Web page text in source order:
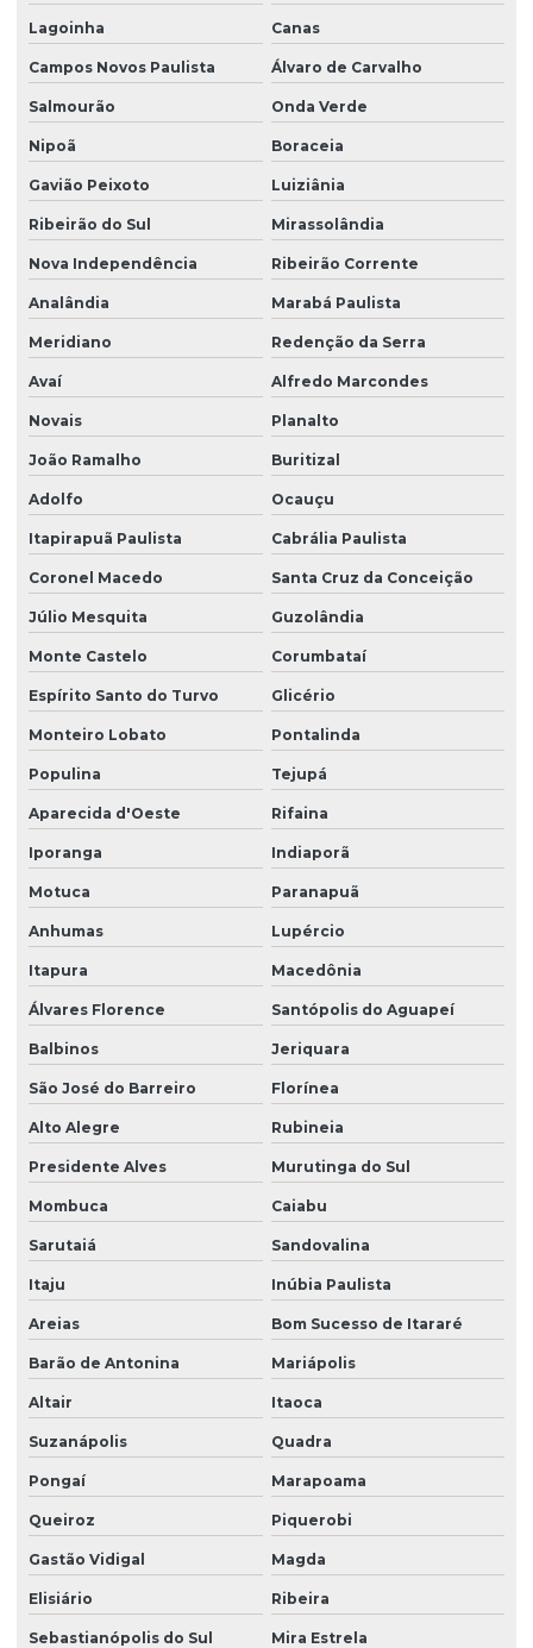
Lagoinha Canas
Campos Novos Paulista Álvaro de Carvalho
Salmourão Onda Verde
Nipoã Boraceia
Gavião Peixoto Luiziânia
Ribeirão do Sul Mirassolândia
Nova Independência Ribeirão Corrente
Analândia Marabá Paulista
Meridiano Redenção da Serra
Avaí Alfredo Marcondes
Novais Planalto
João Ramalho Buritizal
Adolfo Ocauçu
Itapirapuã Paulista Cabrália Paulista
Coronel Macedo Santa Cruz da Conceição
Júlio Mesquita Guzolândia
Monte Castelo Corumbataí
Espírito Santo do Turvo Glicério
Monteiro Lobato Pontalinda
Populina Tejupá
Aparecida d'Oeste Rifaina
Iporanga Indiaporã
Motuca Paranapuã
Anhumas Lupércio
Itapura Macedônia
Álvares Florence Santópolis do Aguapeí
Balbinos Jeriquara
São José do Barreiro Florínea
Alto Alegre Rubineia
Presidente Alves Murutinga do Sul
Mombuca Caiabu
Sarutaiá Sandovalina
Itaju Inúbia Paulista
Areias Bom Sucesso de Itararé
Barão de Antonina Mariápolis
Altair Itaoca
Suzanápolis Quadra
Pongaí Marapoama
Queiroz Piquerobi
Gastão Vidigal Magda
Elisiário Ribeira
Sebastianópolis do Sul Mira Estrela